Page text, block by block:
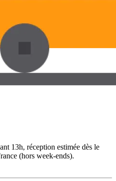
13h, réception estimée dès le
(hors week-ends).